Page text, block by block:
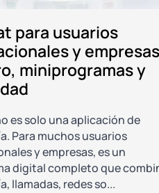
para usuarios
y
miniprogramas y
es solo una aplicación de
Para muchos usuarios
y empresas, es un
digital completo que
llamadas, redes so...